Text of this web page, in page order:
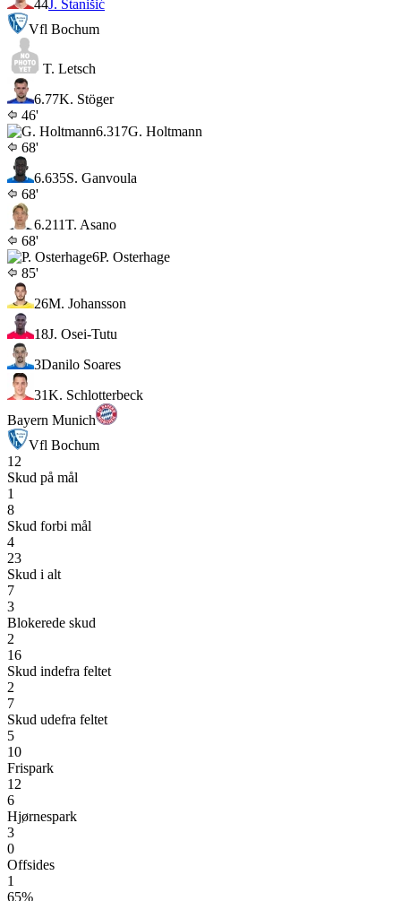
44J. Stanišić
Vfl Bochum
T. Letsch
6.77K. Stöger
46'
6.317G. Holtmann
68'
6.635S. Ganvoula
68'
6.211T. Asano
68'
6P. Osterhage
85'
26M. Johansson
18J. Osei-Tutu
3Danilo Soares
31K. Schlotterbeck
Bayern Munich
Vfl Bochum
12
Skud på mål
1
8
Skud forbi mål
4
23
Skud i alt
7
3
Blokerede skud
2
16
Skud indefra feltet
2
7
Skud udefra feltet
5
10
Frispark
12
6
Hjørnespark
3
0
Offsides
1
65%